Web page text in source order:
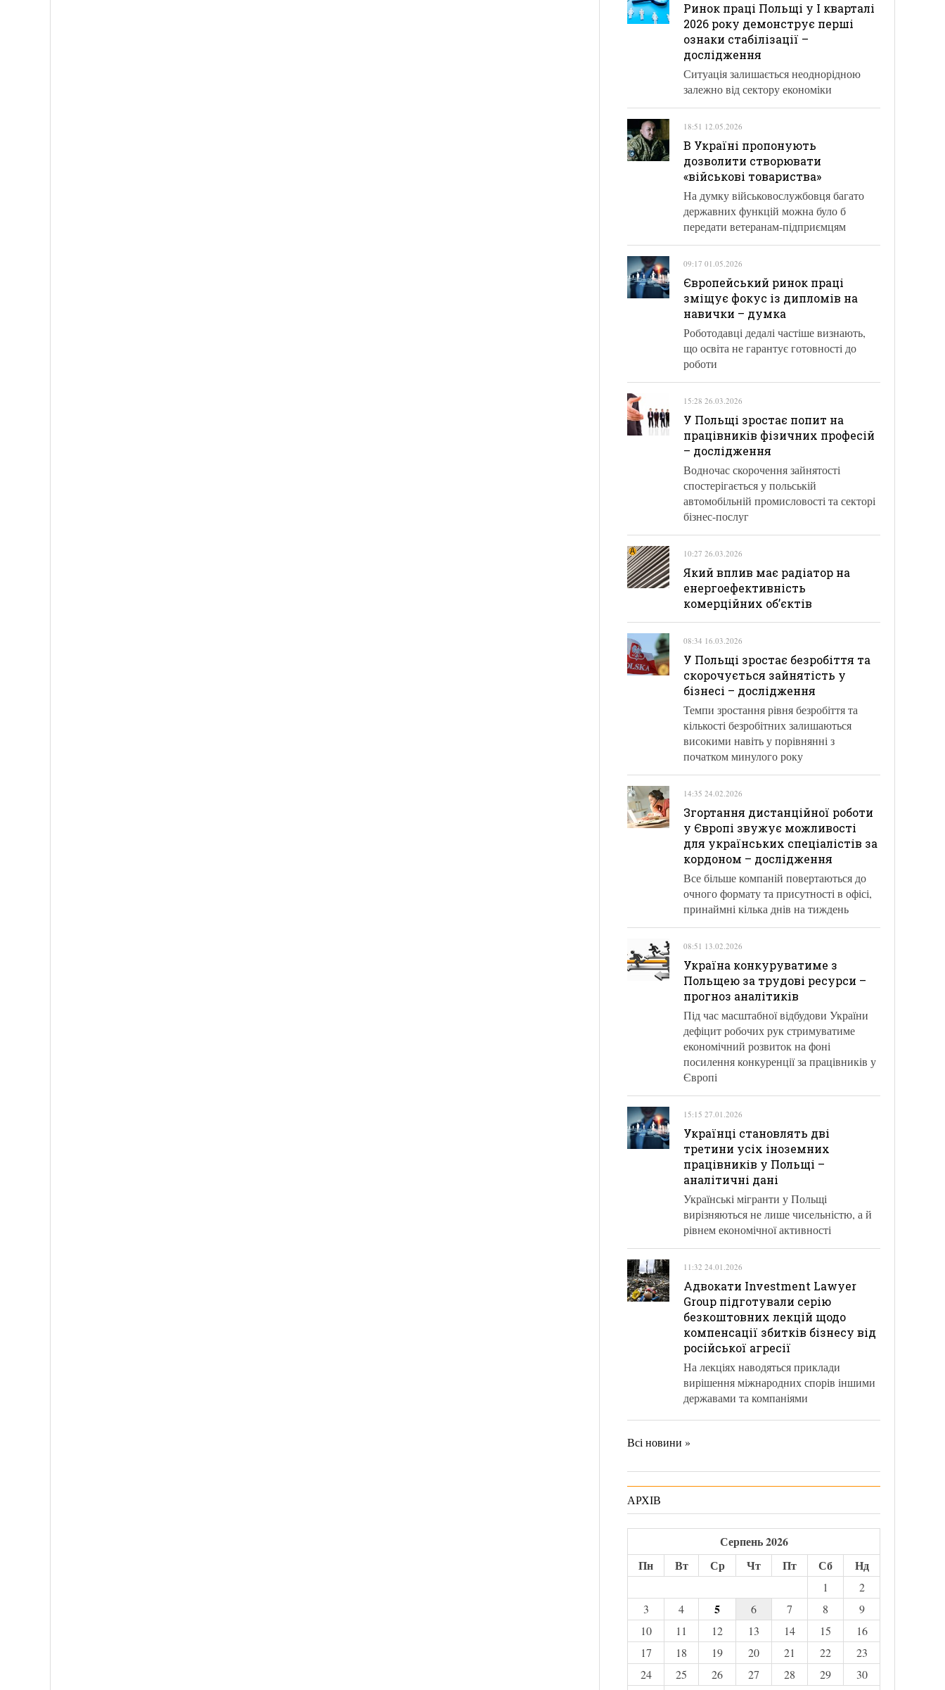
Ринок праці Польщі у І кварталі
2026 року демонструє перші
ознаки стабілізації –
дослідження
Ситуація залишається неоднорідною
залежно від сектору економіки
18:51 12.05.2026
В Україні пропонують
дозволити створювати
«військові товариства»
На думку військовослужбовця багато
державних функцій можна було б
передати ветеранам-підприємцям
09:17 01.05.2026
Європейський ринок праці
зміщує фокус із дипломів на
навички – думка
Роботодавці дедалі частіше визнають,
що освіта не гарантує готовності до
роботи
15:28 26.03.2026
У Польщі зростає попит на
працівників фізичних професій
– дослідження
Водночас скорочення зайнятості
спостерігається у польській
автомобільній промисловості та секторі
бізнес-послуг
10:27 26.03.2026
Який вплив має радіатор на
енергоефективність
комерційних об’єктів
08:34 16.03.2026
У Польщі зростає безробіття та
скорочується зайнятість у
бізнесі – дослідження
Темпи зростання рівня безробіття та
кількості безробітних залишаються
високими навіть у порівнянні з
початком минулого року
14:35 24.02.2026
Згортання дистанційної роботи
у Європі звужує можливості
для українських спеціалістів за
кордоном – дослідження
Все більше компаній повертаються до
очного формату та присутності в офісі,
принаймні кілька днів на тиждень
08:51 13.02.2026
Україна конкуруватиме з
Польщею за трудові ресурси –
прогноз аналітиків
Під час масштабної відбудови України
дефіцит робочих рук стримуватиме
економічний розвиток на фоні
посилення конкуренції за працівників у
Європі
15:15 27.01.2026
Українці становлять дві
третини усіх іноземних
працівників у Польщі –
аналітичні дані
Українські мігранти у Польщі
вирізняються не лише чисельністю, а й
рівнем економічної активності
11:32 24.01.2026
Адвокати Investment Lawyer
Group підготували серію
безкоштовних лекцій щодо
компенсації збитків бізнесу від
російської агресії
На лекціях наводяться приклади
вирішення міжнародних спорів іншими
державами та компаніями
Всі новини »
АРХІВ
Серпень 2026
Пн
Вт Ср Чт Пт Сб Нд
1
2
3
4 5 6 7 8
9
10
11 12 13 14 15
16
17
18 19 20 21 22
23
24
25 26 27 28 29
30